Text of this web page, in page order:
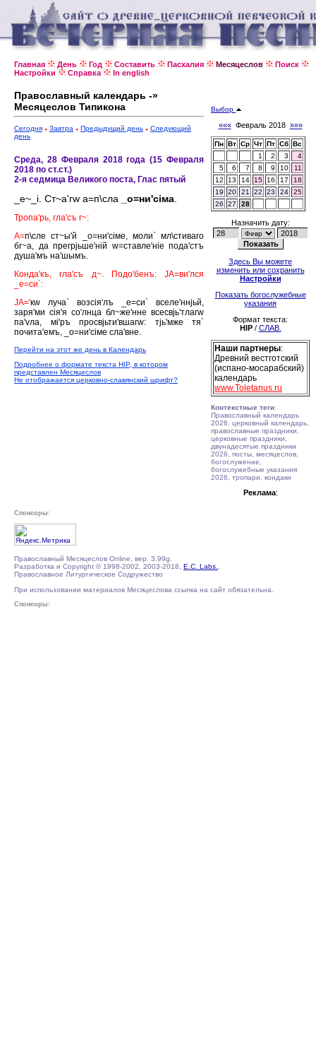
Главная День Год Составить Пасхалия Месяцеслов
Поиск
Настройки
Справка In english
Православный календарь -»
Месяцеслов Типикона
Сегодня Завтра Предыдущий день
Следующий
день
Среда, 28 Февраля 2018 года (15 Февраля
2018 по ст.ст.)
2-я седмица Великого поста, Глас пятый
_е~_i. Ст~а'гw а=п\сла _о=ни'сiма
Тропа'рь, гла'съ г~:
А=п\сле ст~ы'й _о=ни'сiме, моли` мл\стиваго
бг~а, да прегрjьше'нiй w=ставле'нiе пода'стъ
душа'мъ на'шымъ.
Конда'къ, гла'съ д~. Подо'бенъ: JА=ви'лся
_е=си`:
JА='кw луча` возсiя'лъ _е=си` вселе'ннjьй,
заря'ми сiя'я со'лнца бл~же'нне всесвjь'тлагw
па'vла, мi'ръ просвjьти'вшагw: тjь'мже тя`
почита'емъ, _о=ни'сiме сла'вне.
Перейти на этот же день в Календарь
Подробнее о формате текста HIP, в котором
представлен Месяцеслов
Не отображается церковно-славянский шрифт?
Выбор
«««Февраль 2018 »»»
Пн Вт Ср Чт Пт Сб Вс
1
2 3
4
5
6 7 8 9 10
11
12
13 14 15 16 17
18
19
20 21 22 23 24
25
26
27 28
Назначить дату:
Здесь Вы можете
изменить или сохранить
Настройки
Показать богослужебные
указания
Формат текста:
HIP/ СЛАВ.
Наши партнеры:
Древний вестготский
(испано-мосарабский)
календарь
www.Toletanus.ru
Контекстные теги:
Православный календарь
2026, церковный календарь,
православные праздники,
церковные праздники,
двунадесятые праздники
2026, посты, месяцеслов,
богослужение,
богослужебные указания
2026, тропари, кондаки
Реклама:
Спонсоры:
Православный Месяцеслов Online, вер. 3.99g.
Разработка и Copyright © 1998-2002, 2003-2018, E.C. Labs.
Православное Литургическое Содружество
При использовании материалов Месяцеслова ссылка на сайт обязательна.
Спонсоры: